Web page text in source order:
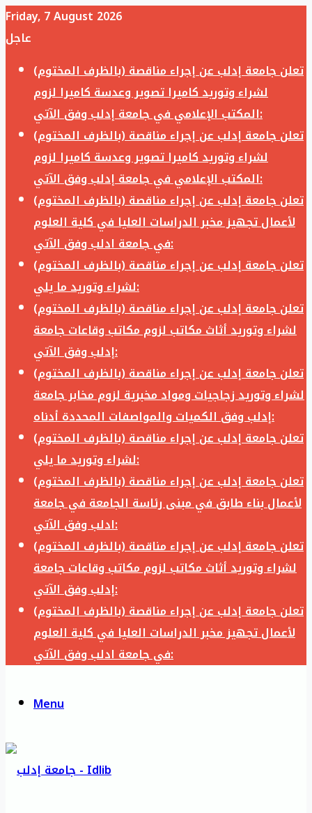
Friday, 7 August 2026
عاجل
تعلن جامعة إدلب عن إجراء مناقصة (بالظرف المختوم)
لشراء وتوريد كاميرا تصوير وعدسة كاميرا لزوم
المكتب الإعلامي في جامعة إدلب وفق الآتي:
تعلن جامعة إدلب عن إجراء مناقصة (بالظرف المختوم)
لشراء وتوريد كاميرا تصوير وعدسة كاميرا لزوم
المكتب الإعلامي في جامعة إدلب وفق الآتي:
تعلن جامعة إدلب عن إجراء مناقصة (بالظرف المختوم)
لأعمال تجهيز مخبر الدراسات العليا في كلية العلوم
في جامعة ادلب وفق الآتي:
تعلن جامعة إدلب عن إجراء مناقصة (بالظرف المختوم)
لشراء وتوريد ما يلي:
تعلن جامعة إدلب عن إجراء مناقصة (بالظرف المختوم)
لشراء وتوريد أثاث مكاتب لزوم مكاتب وقاعات جامعة
إدلب وفق الآتي:
تعلن جامعة إدلب عن إجراء مناقصة (بالظرف المختوم)
لشراء وتوريد زجاجيات ومواد مخبرية لزوم مخابر جامعة
إدلب وفق الكميات والمواصفات المحددة أدناه:
تعلن جامعة إدلب عن إجراء مناقصة (بالظرف المختوم)
لشراء وتوريد ما يلي:
تعلن جامعة إدلب عن إجراء مناقصة (بالظرف المختوم)
لأعمال بناء طابق في مبنى رئاسة الجامعة في جامعة
ادلب وفق الآتي:
تعلن جامعة إدلب عن إجراء مناقصة (بالظرف المختوم)
لشراء وتوريد أثاث مكاتب لزوم مكاتب وقاعات جامعة
إدلب وفق الآتي:
تعلن جامعة إدلب عن إجراء مناقصة (بالظرف المختوم)
لأعمال تجهيز مخبر الدراسات العليا في كلية العلوم
في جامعة ادلب وفق الآتي:
Menu